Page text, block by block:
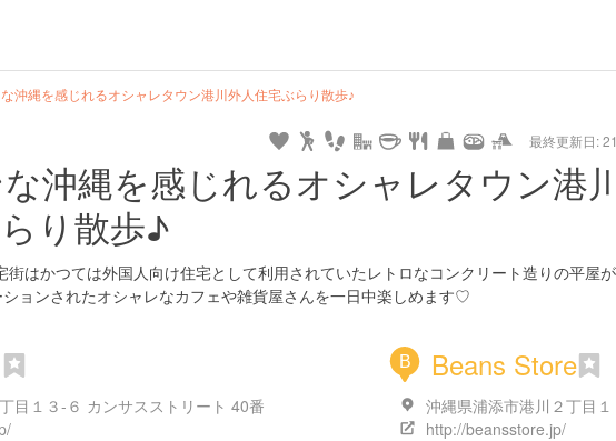
沖縄を感じれるオシャレタウン港川外人住宅ぶらり散歩♪
最終更新日:
kanagawa
pin tel time url guide star camera home settings profile print mail lock calendar
沖縄を感じれるオシャレタウン港
り散歩♪
街はかつては外国人向け住宅として利用されていたレトロなコンクリート造りの平屋
ョンされたオシャレなカフェや雑貨屋さんを一日中楽しめます♡
目１３-６ カンサスストリート 40番
B Beans Store
沖縄県浦添市港川２丁目
http://beansstore.jp/